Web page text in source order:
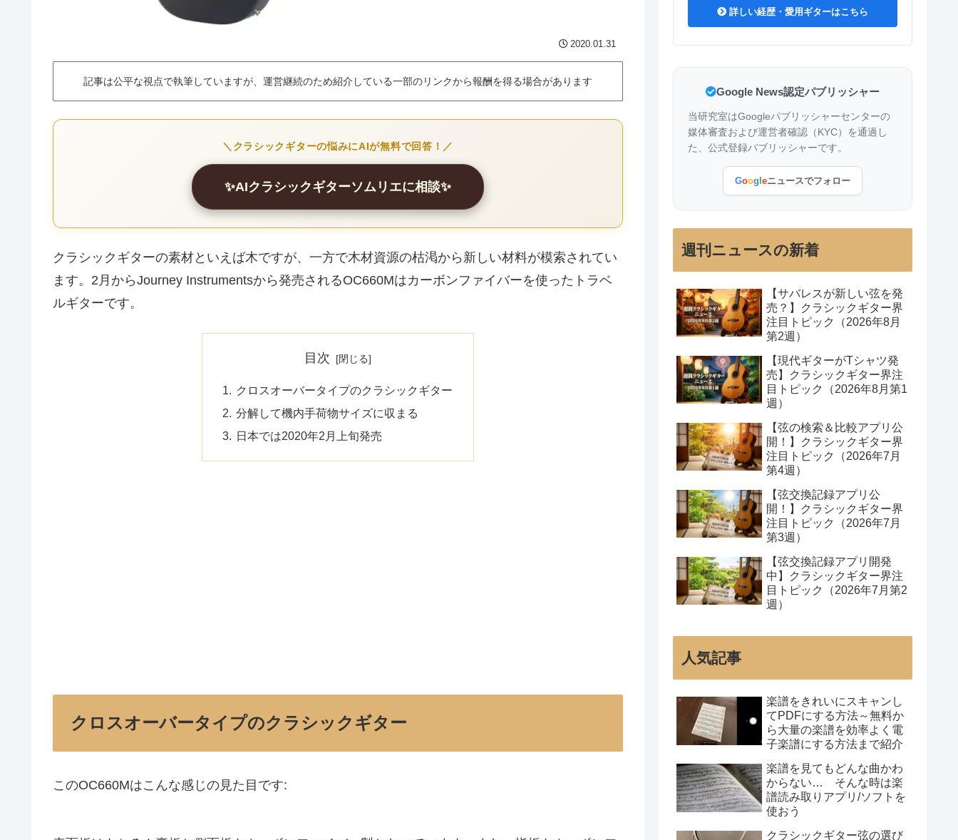
2020.01.31
記事は公平な視点で執筆していますが、運営継続のため紹介している一部のリンクから報酬を得る場合があります
＼クラシックギターの悩みにAIが無料で回答！／
✨AIクラシックギターソムリエに相談✨
クラシックギターの素材といえば木ですが、一方で木材資源の枯渇から新しい材料が模索されてい
ます。2月からJourney Instrumentsから発売されるOC660Mはカーボンファイバーを使ったトラベ
ルギターです。
目次
クロスオーバータイプのクラシックギター
分解して機内手荷物サイズに収まる
日本では2020年2月上旬発売
クロスオーバータイプのクラシックギター
このOC660Mはこんな感じの見た目です:
詳しい経歴・愛用ギターはこちら
Google News認定パブリッシャー
当研究室はGoogleパブリッシャーセンターの
媒体審査および運営者確認（KYC）を通過し
た、公式登録パブリッシャーです。
Goog eニュースでフォロー
週刊ニュースの新着
【サバレスが新しい弦を発
売？】クラシックギター界
注目トピック（2026年8月
第2週）
【現代ギターがTシャツ発
売】クラシックギター界注
目トピック（2026年8月第1
週）
【弦の検索＆比較アプリ公
開！】クラシックギター界
注目トピック（2026年7月
第4週）
【弦交換記録アプリ公
開！】クラシックギター界
注目トピック（2026年7月
第3週）
【弦交換記録アプリ開発
中】クラシックギター界注
目トピック（2026年7月第2
週）
人気記事
楽譜をきれいにスキャンし
てPDFにする方法～無料か
ら大量の楽譜を効率よく電
子楽譜にする方法まで紹介
楽譜を見てもどんな曲かわ
からない… そんな時は楽
譜読み取りアプリ/ソフトを
使おう
クラシックギター弦の選び